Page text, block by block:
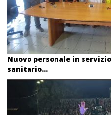
Nuovo personale in
sanitario...